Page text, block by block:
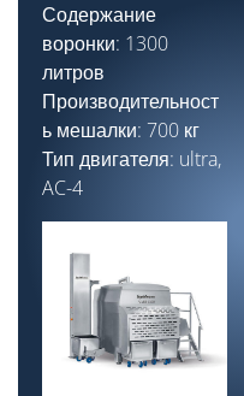
Содержание
воронки: 1300
литров
Производительност
ь мешалки: 700 кг
Тип двигателя: ultra,
AC-4